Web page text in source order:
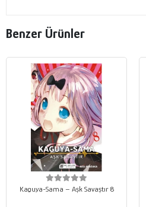
Benzer Ürünler
Kaguya-Sama – Aşk Savaştır 8